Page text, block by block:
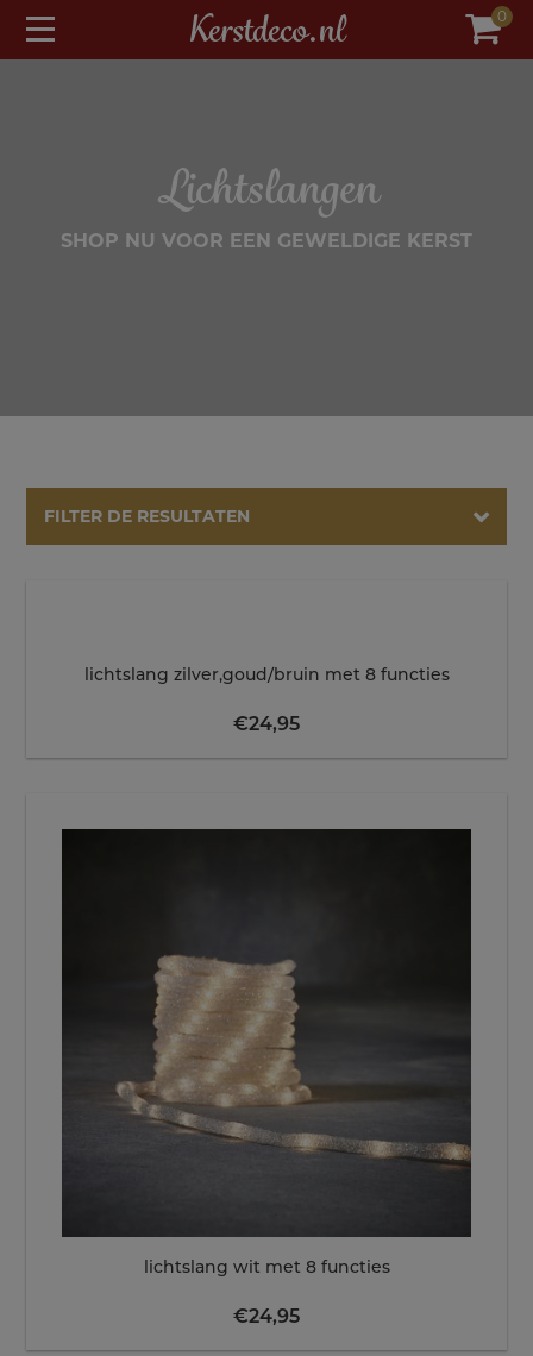
Kerstdeco.nl 0
Lichtslangen
SHOP NU VOOR EEN GEWELDIGE KERST
FILTER DE RESULTATEN
lichtslang zilver,goud/bruin met 8 functies
€24,95
lichtslang wit met 8 functies
€24,95
modal-check